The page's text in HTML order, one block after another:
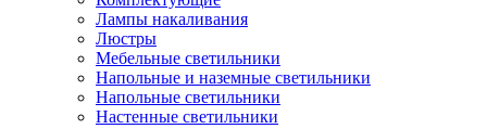
Лампы накаливания
Люстры
Мебельные светильники
Напольные и наземные светильники
Напольные светильники
Настенные светильники